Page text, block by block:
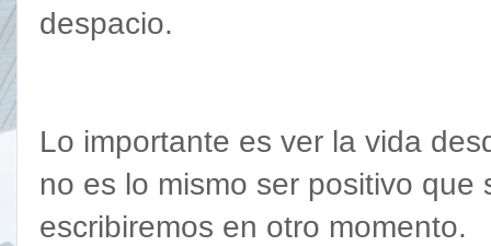
despacio.
Lo importante es ver la vida
no es lo mismo ser positivo
escribiremos en otro momento.